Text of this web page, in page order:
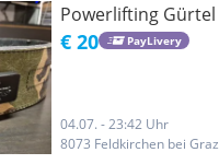
Powerlifting Gürtel
€ 20 PayLivery
04.07. - 23:42 Uhr
8073 Feldkirchen bei Graz